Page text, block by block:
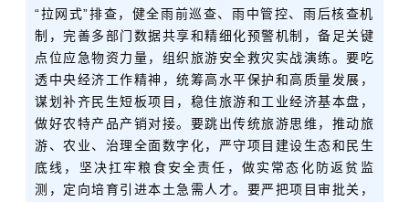
“拉网式”排查，健全雨前巡查、雨中管控、雨后核查机
制，完善多部门数据共享和精细化预警机制，备足关键
点位应急物资力量，组织旅游安全救灾实战演练。要吃
透中央经济工作精神，统筹高水平保护和高质量发展，
谋划补齐民生短板项目，稳住旅游和工业经济基本盘，
做好农特产品产销对接。要跳出传统旅游思维，推动旅
游、农业、治理全面数字化，严守项目建设生态和民生
底线，坚决扛牢粮食安全责任，做实常态化防返贫监
测，定向培育引进本土急需人才。要严把项目审批关，